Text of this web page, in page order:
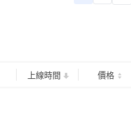
上線時間 價格